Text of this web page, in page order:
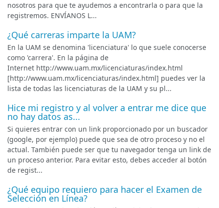
nosotros para que te ayudemos a encontrarla o para que la
registremos. ENVÍANOS L...
¿Qué carreras imparte la UAM?
En la UAM se denomina 'licenciatura' lo que suele conocerse
como 'carrera'. En la página de
Internet http://www.uam.mx/licenciaturas/index.html
[http://www.uam.mx/licenciaturas/index.html] puedes ver la
lista de todas las licenciaturas de la UAM y su pl...
Hice mi registro y al volver a entrar me dice que
no hay datos as...
Si quieres entrar con un link proporcionado por un buscador
(google, por ejemplo) puede que sea de otro proceso y no el
actual. También puede ser que tu navegador tenga un link de
un proceso anterior. Para evitar esto, debes acceder al botón
de regist...
¿Qué equipo requiero para hacer el Examen de
Selección en Línea?